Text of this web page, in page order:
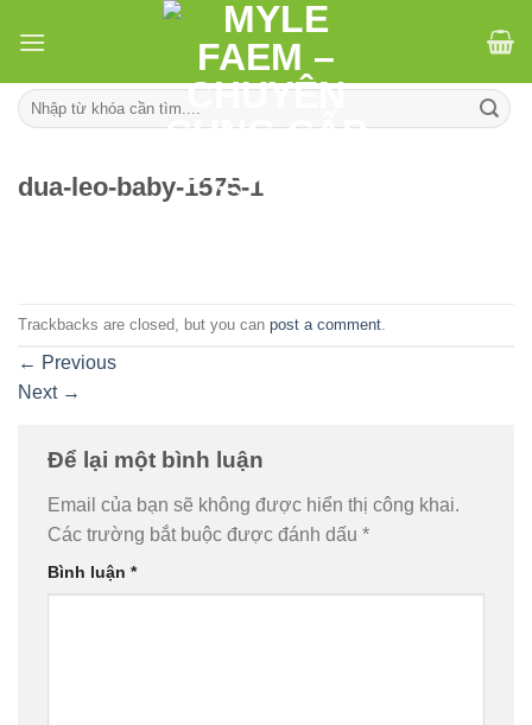
Tìm
kiếm:
dua-leo-baby-1575-1
Trackbacks are closed, but you can post a comment
← Previous
Next →
Để lại một bình luận
Email của bạn sẽ không được hiển thị công khai.
Các trường bắt buộc được đánh dấu *
Bình luận *